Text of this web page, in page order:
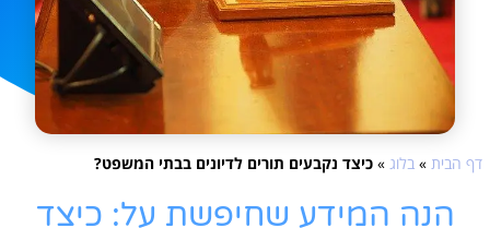
דף הבית » בלוג » כיצד נקבעים תורים לדיונים בבתי המשפט?
הנה המידע שחיפשת על: כיצד